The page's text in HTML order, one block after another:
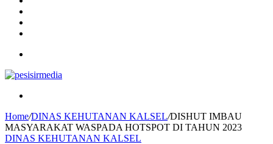
Home/DINAS KEHUTANAN KALSEL/DISHUT IMBAU
MASYARAKAT WASPADA HOTSPOT DI TAHUN 2023
DINAS KEHUTANAN KALSEL